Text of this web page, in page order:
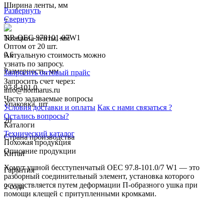
Ширина ленты, мм
7
Толщина ленты, мм
0.6
Размерность, мм
97.8-101.0
Упаковка, шт
20
Страна производства
Китай
Гарантия
2 года
Развернуть
Свернуть
NR-OEC-978101-07W1
Оптом от 20 шт.
Актуальную стоимость можно
узнать по запросу.
Запросить оптовый прайс
Запросить счет через:
info@normarus.ru
Часто задаваемые вопросы
Условия доставки и оплаты Как с нами связаться ?
Остались вопросы?
Каталоги
Технический каталог
Похожая продукция
Описание продукции
Хомут ушной бесступенчатый OEC 97.8-101.0/7 W1 — это
разборный соединительный элемент, установка которого
осуществляется путем деформации П-образного ушка при
помощи клещей с притупленными кромками.